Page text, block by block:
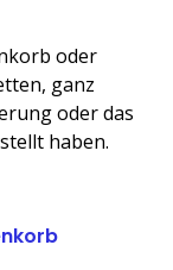
oder
ganz
oder das
haben.